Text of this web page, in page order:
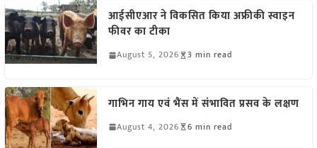
आईसीएआर ने विकसित किया अफ्रीकी स्वाइन
फीवर का टीका
August 5, 2026 3 min read
गाभिन गाय एवं भैंस में संभावित प्रसव के लक्षण
August 4, 2026 6 min read